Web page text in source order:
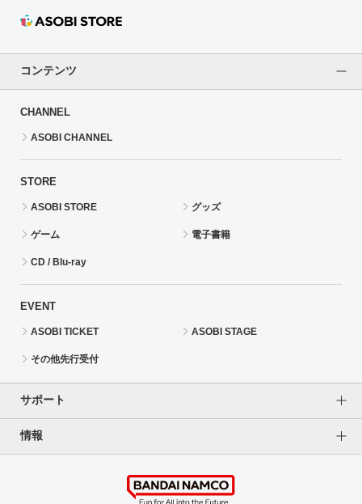
コンテンツ
CHANNEL
ASOBI CHANNEL
STORE
ASOBI STORE グッズ
ゲーム 電子書籍
CD / Blu-ray
EVENT
ASOBI TICKET ASOBI STAGE
その他先行受付
サポート
よくあるご質問（FAQ）
情報
個人情報保護方針